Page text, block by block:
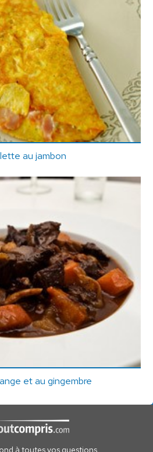
au jambon
et au gingembre
à toutes vos questions